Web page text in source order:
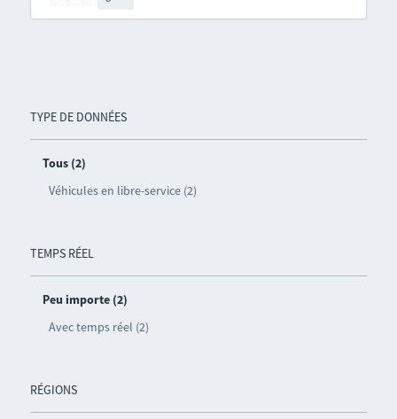
TYPE DE DONNÉES
Tous (2)
Véhicules en libre-service (2)
TEMPS RÉEL
Peu importe (2)
Avec temps réel (2)
RÉGIONS